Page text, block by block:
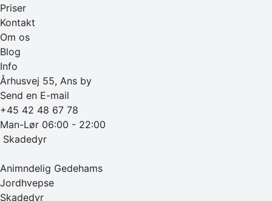
Priser
Kontakt
Om os
Blog
Info
Århusvej 55, Ans by
Send en E-mail
+45 42 48 67 78
Man-Lør 06:00 - 22:00
‎ Skadedyr
Animndelig Gedehams
Jordhvepse
Skadedyr